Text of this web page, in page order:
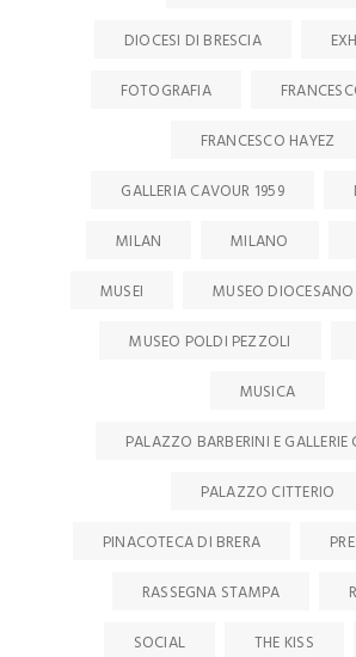
DIOCESI DI BRESCIA
FOTOGRAFIA
FRANCESCO HAYEZ
GALLERIA CAVOUR 1959
MILAN
MILANO
MUSEI
MUSEO
MUSEO POLDI PEZZOLI
MUSICA
PALAZZO BARBERINI E GALLERIE
PALAZZO CITTERIO
PINACOTECA DI BRERA
RASSEGNA STAMPA
SOCIAL
THE KISS